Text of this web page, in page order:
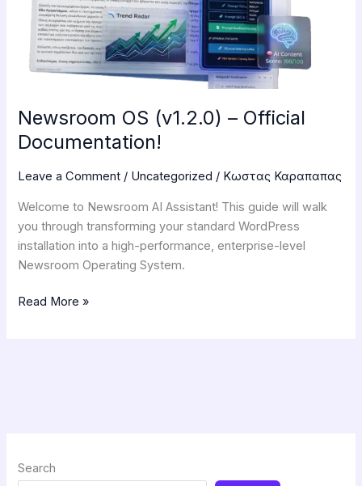
Newsroom OS (v1.2.0) – Official
Documentation!
Leave a Comment / Uncategorized / Κωστας Καραπαπας
Welcome to Newsroom AI Assistant! This guide will walk
you through transforming your standard WordPress
installation into a high-performance, enterprise-level
Newsroom Operating System.
Documentation!
Read More »
Search